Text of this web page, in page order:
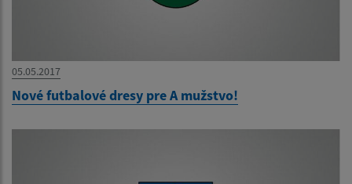
05.05.2017
Nové futbalové dresy pre A mužstvo!